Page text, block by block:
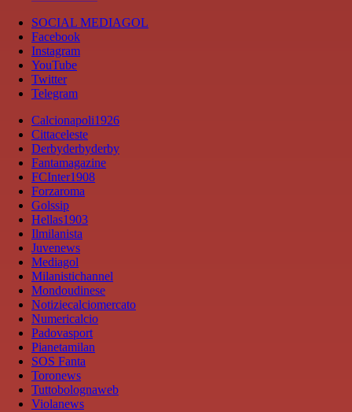
SOCIAL MEDIAGOL
Facebook
Instagram
YouTube
Twitter
Telegram
Calcionapoli1926
Cittaceleste
Derbyderbyderby
Fantamagazine
FCInter1908
Forzaroma
Golssip
Hellas1903
Ilmilanista
Juvenews
Mediagol
Milanistichannel
Mondoudinese
Notiziecalciomercato
Numericalcio
Padovasport
Pianetamilan
SOS Fanta
Toronews
Tuttobolognaweb
Violanews